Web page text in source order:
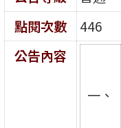
點閱次數
446
公告內容
一、